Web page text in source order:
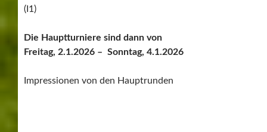
(I1)
Die Hauptturniere sind dann von
Freitag, 2.1.2026 – Sonntag, 4.1.2026
Impressionen von den Hauptrunden